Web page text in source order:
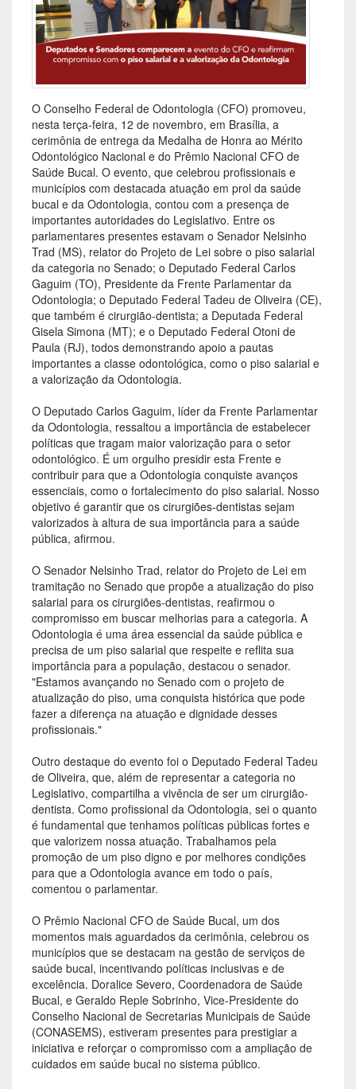
O Conselho Federal de Odontologia (CFO) promoveu,
nesta terça-feira, 12 de novembro, em Brasília, a
cerimônia de entrega da Medalha de Honra ao Mérito
Odontológico Nacional e do Prêmio Nacional CFO de
Saúde Bucal. O evento, que celebrou profissionais e
municípios com destacada atuação em prol da saúde
bucal e da Odontologia, contou com a presença de
importantes autoridades do Legislativo. Entre os
parlamentares presentes estavam o Senador Nelsinho
Trad (MS), relator do Projeto de Lei sobre o piso salarial
da categoria no Senado; o Deputado Federal Carlos
Gaguim (TO), Presidente da Frente Parlamentar da
Odontologia; o Deputado Federal Tadeu de Oliveira (CE),
que também é cirurgião-dentista; a Deputada Federal
Gisela Simona (MT); e o Deputado Federal Otoni de
Paula (RJ), todos demonstrando apoio a pautas
importantes a classe odontológica, como o piso salarial e
a valorização da Odontologia.
O Deputado Carlos Gaguim, líder da Frente Parlamentar
da Odontologia, ressaltou a importância de estabelecer
políticas que tragam maior valorização para o setor
odontológico. É um orgulho presidir esta Frente e
contribuir para que a Odontologia conquiste avanços
essenciais, como o fortalecimento do piso salarial. Nosso
objetivo é garantir que os cirurgiões-dentistas sejam
valorizados à altura de sua importância para a saúde
pública, afirmou.
O Senador Nelsinho Trad, relator do Projeto de Lei em
tramitação no Senado que propõe a atualização do piso
salarial para os cirurgiões-dentistas, reafirmou o
compromisso em buscar melhorias para a categoria. A
Odontologia é uma área essencial da saúde pública e
precisa de um piso salarial que respeite e reflita sua
importância para a população, destacou o senador.
"Estamos avançando no Senado com o projeto de
atualização do piso, uma conquista histórica que pode
fazer a diferença na atuação e dignidade desses
profissionais."
Outro destaque do evento foi o Deputado Federal Tadeu
de Oliveira, que, além de representar a categoria no
Legislativo, compartilha a vivência de ser um cirurgião-
dentista. Como profissional da Odontologia, sei o quanto
é fundamental que tenhamos políticas públicas fortes e
que valorizem nossa atuação. Trabalhamos pela
promoção de um piso digno e por melhores condições
para que a Odontologia avance em todo o país,
comentou o parlamentar.
O Prêmio Nacional CFO de Saúde Bucal, um dos
momentos mais aguardados da cerimônia, celebrou os
municípios que se destacam na gestão de serviços de
saúde bucal, incentivando políticas inclusivas e de
excelência. Doralice Severo, Coordenadora de Saúde
Bucal, e Geraldo Reple Sobrinho, Vice-Presidente do
Conselho Nacional de Secretarias Municipais de Saúde
(CONASEMS), estiveram presentes para prestigiar a
iniciativa e reforçar o compromisso com a ampliação de
cuidados em saúde bucal no sistema público.